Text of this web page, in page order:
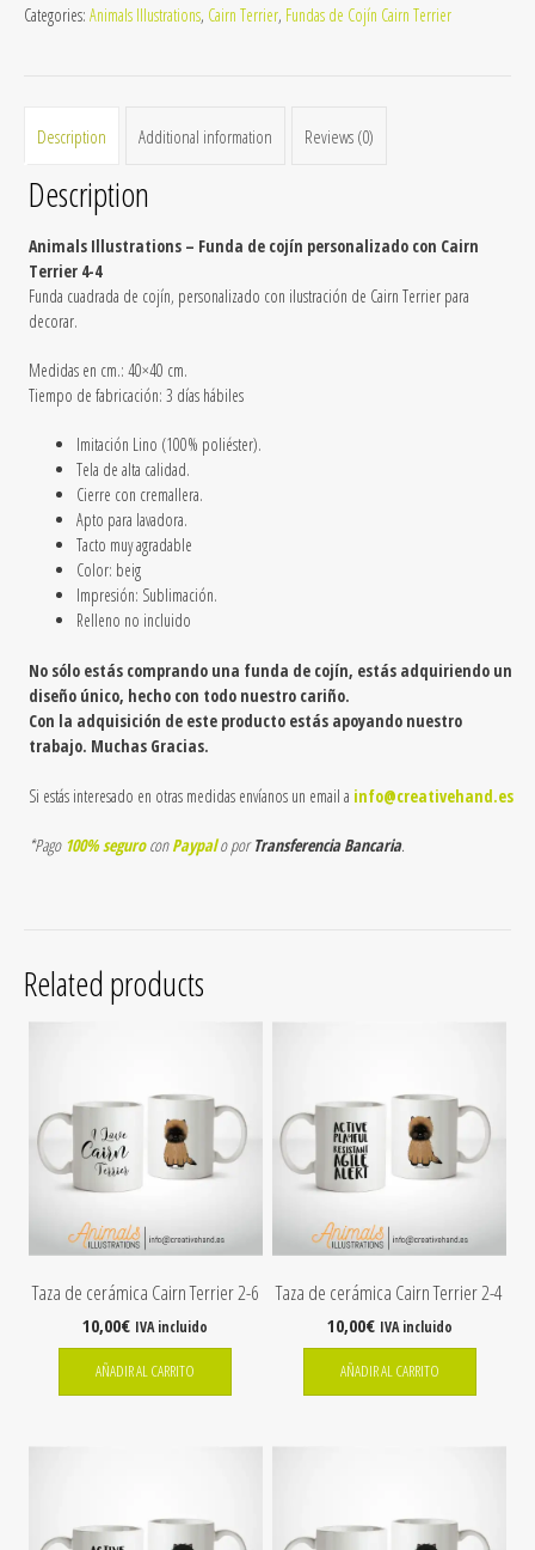
Terrier
Categories: Animals Illustrations, Cairn Terrier, Fundas de Cojín Cairn Terrier
Description Additional information Reviews (0)
Description
Animals Illustrations – Funda de cojín personalizado con Cairn
Terrier 4-4
Funda cuadrada de cojín, personalizado con ilustración de Cairn Terrier para
decorar.
Medidas en cm.: 40×40 cm.
Tiempo de fabricación:3 días hábiles
Imitación Lino (100% poliéster).
Tela de alta calidad.
Cierre con cremallera.
Apto para lavadora.
Tacto muy agradable
Color: beig
Impresión: Sublimación.
Relleno no incluido
No sólo estás comprando una funda de cojín, estás adquiriendo un
diseño único, hecho con todo nuestro cariño.
Con la adquisición de este producto estás apoyando nuestro
trabajo. Muchas Gracias.
Si estás interesado en otras medidas envíanos un email a info@creativehand.es
*Pago 100% seguroconPaypalo porTransferencia Bancaria.
Related products
Taza de cerámica Cairn Terrier 2-6
10,00€ IVA incluido
AÑADIR AL CARRITO
Taza de cerámica Cairn Terrier 2-4
10,00€ IVA incluido
AÑADIR AL CARRITO